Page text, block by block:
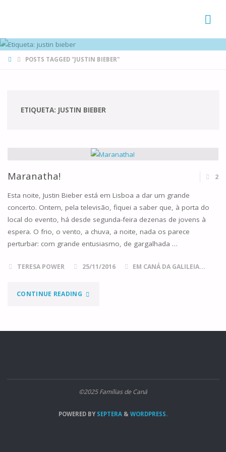
HOMEPOSTS TAGGED "JUSTIN BIEBER"
ETIQUETA: JUSTIN BIEBER
Maranatha! 2
Esta noite, Justin Bieber está em Lisboa a dar um grande
concerto. Ontem, pela televisão, fiquei a saber que, à porta do
local do evento, há desde segunda-feira dezenas de jovens à
espera. O frio, o vento, a chuva, a noite, nada os parece
perturbar: com grande entusiasmo, de gargalhada …
TERESA POWER 25/11/2016 EM CANÁ DA GALILEIA...
CONTINUE READING"MARANATHA!"
©2025 Famílias de Caná
POWERED BYSEPTERA & WORDPRESS.